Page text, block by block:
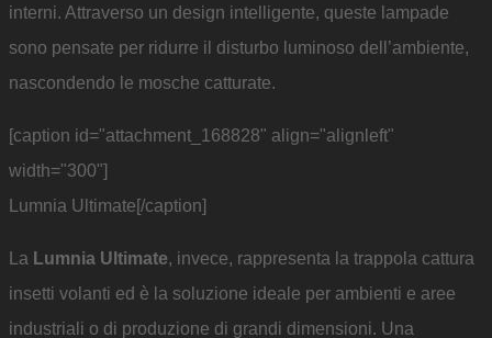
interni. Attraverso un design intelligente, queste lampade
sono pensate per ridurre il disturbo luminoso dell’ambiente,
nascondendo le mosche catturate.
[caption id="attachment_168828" align="alignleft"
width="300"]
Lumnia Ultimate[/caption]
La Lumnia Ultimate, invece, rappresenta la trappola cattura
insetti volanti ed è la soluzione ideale per ambienti e aree
industriali o di produzione di grandi dimensioni. Una